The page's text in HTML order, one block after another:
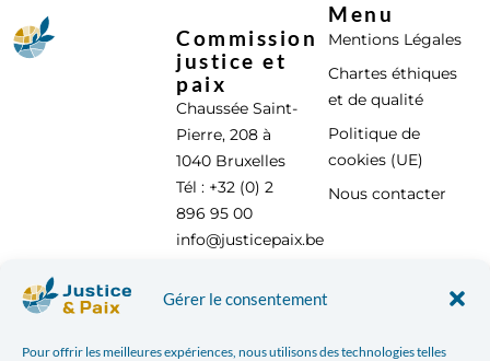
Gérer le consentement
Pour offrir les meilleures expériences, nous utilisons des technologies telles
Commission
justice et
paix
Chaussée Saint-
Pierre, 208 à
1040 Bruxelles
Tél : +32 (0) 2
896 95 00
info@justicepaix.be
Menu
Mentions Légales
Chartes éthiques
et de qualité
Politique de
cookies (UE)
Nous contacter